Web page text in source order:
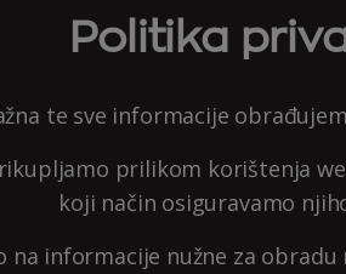
Politika
te sve informacije
prilikom korištenja
koji način osiguravamo
informacije nužne za